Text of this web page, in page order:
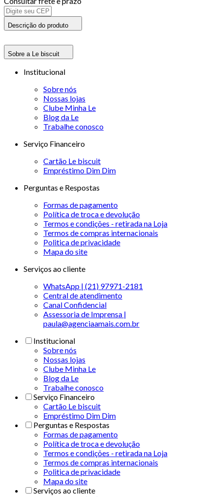
Descrição do produto
Sobre a Le biscuit
Institucional
Sobre nós
Nossas lojas
Clube Minha Le
Blog da Le
Trabalhe conosco
Serviço Financeiro
Cartão Le biscuit
Empréstimo Dim Dim
Perguntas e Respostas
Formas de pagamento
Política de troca e devolução
Termos e condições - retirada na Loja
Termos de compras internacionais
Politica de privacidade
Mapa do site
Serviços ao cliente
WhatsApp | (21) 97971-2181
Central de atendimento
Canal Confidencial
Assessoria de Imprensa |
paula@agenciaamais.com.br
Institucional
Sobre nós
Nossas lojas
Clube Minha Le
Blog da Le
Trabalhe conosco
Serviço Financeiro
Cartão Le biscuit
Empréstimo Dim Dim
Perguntas e Respostas
Formas de pagamento
Política de troca e devolução
Termos e condições - retirada na Loja
Termos de compras internacionais
Politica de privacidade
Mapa do site
Serviços ao cliente